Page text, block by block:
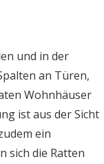
und in der
an Türen,
Wohnhäuser
ist aus der Sicht
ein
sich die Ratten